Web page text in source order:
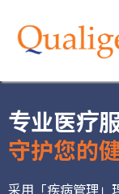
专业医疗
守护您的
采用「疾病管理」